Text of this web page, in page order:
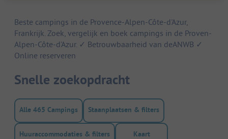
Beste campings in de Provence-Alpen-Côte-d'Azur,
Frankrijk. Zoek, vergelijk en boek campings in de Proven-
Alpen-Côte-d'Azur. ✓ Betrouwbaarheid van deANWB ✓
Online reserveren
Snelle zoekopdracht
Alle 465 Campings Staanplaatsen & filters
Huuraccommodaties & filters Kaart